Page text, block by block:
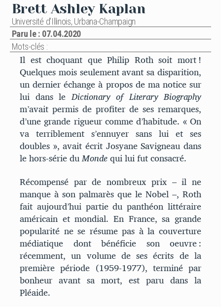
Brett Ashley Kaplan
Université d’Illinois, Urbana-Champaign
Paru le : 07.04.2020
Mots-clés :
Il est choquant que Philip Roth soit mort !
Quelques mois seulement avant sa disparition,
un dernier échange à propos de ma notice sur
lui dans leDictionary of Literary Biography
m’avait permis de profiter de ses remarques,
d’une grande rigueur comme d’habitude. « On
va terriblement s’ennuyer sans lui et ses
doubles », avait écrit Josyane Savigneau dans
le hors-série duMondequi lui fut consacré.
Récompensé par de nombreux prix – il ne
manque à son palmarès que le Nobel –, Roth
fait aujourd’hui partie du panthéon littéraire
américain et mondial. En France, sa grande
popularité ne se résume pas à la couverture
médiatique dont bénéficie son oeuvre :
récemment, un volume de ses écrits de la
première période (1959-1977), terminé par
bonheur avant sa mort, est paru dans la
Pléaide.